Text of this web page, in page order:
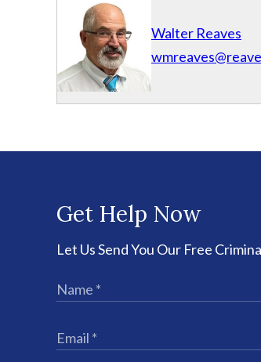
Walter Reaves
Get Help Now
Let Us Send You Our Free